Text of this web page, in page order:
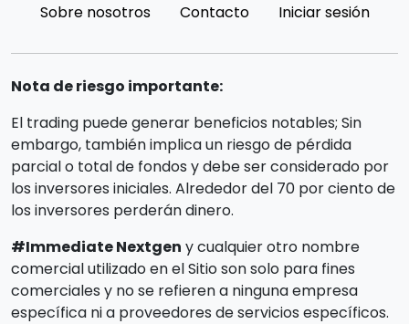
Sobre nosotros Contacto Iniciar sesión
Nota de riesgo importante:
El trading puede generar beneficios notables; Sin
embargo, también implica un riesgo de pérdida
parcial o total de fondos y debe ser considerado por
los inversores iniciales. Alrededor del 70 por ciento de
los inversores perderán dinero.
#Immediate Nextgen y cualquier otro nombre
comercial utilizado en el Sitio son solo para fines
comerciales y no se refieren a ninguna empresa
específica ni a proveedores de servicios específicos.